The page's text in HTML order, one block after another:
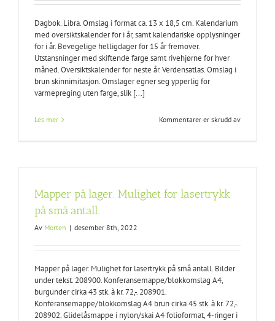
Dagbok. Libra. Omslag i format ca. 13 x 18,5 cm. Kalendarium
med oversiktskalender for i år, samt kalendariske opplysninger
for i år. Bevegelige helligdager for 15 år fremover.
Utstansninger med skiftende farge samt rivehjørne for hver
måned. Oversiktskalender for neste år. Verdensatlas. Omslag i
brun skinnimitasjon. Omslager egner seg ypperlig for
varmepreging uten farge, slik [...]
Les mer Kommentarer er skrudd avfor
Mapper på lager. Mulighet for lasertrykk
på små antall.
Av Morten | desember 8th, 2022
Mapper på lager. Mulighet for lasertrykk på små antall. Bilder
under tekst. 208900. Konferansemappe/blokkomslag A4,
burgunder cirka 43 stk. à kr. 72,-. 208901.
Konferansemappe/blokkomslag A4 brun cirka 45 stk. à kr. 72,-.
208902. Glidelåsmappe i nylon/skai A4 folioformat, 4-ringer i